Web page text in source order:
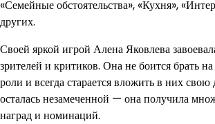
«Семейные обстоятельства», «Кухня»,
других.
Своей яркой игрой Алена Яковлева
зрителей и критиков. Она не боится брать
роли и всегда старается вложить в них
осталась незамеченной — она получила
наград и номинаций.